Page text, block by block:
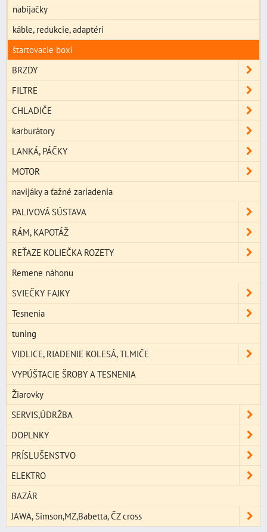
nabíjačky
káble, redukcie, adaptéri
štartovacie boxi
BRZDY
FILTRE
CHLADIČE
karburátory
LANKÁ, PÁČKY
MOTOR
navijáky a ťažné zariadenia
PALIVOVÁ SÚSTAVA
RÁM, KAPOTÁŽ
REŤAZE KOLIEČKA ROZETY
Remene náhonu
SVIEČKY FAJKY
Tesnenia
tuning
VIDLICE, RIADENIE KOLESÁ, TLMIČE
VYPÚŠTACIE ŠROBY A TESNENIA
Žiarovky
SERVIS,ÚDRŽBA
DOPLNKY
PRÍSLUŠENSTVO
ELEKTRO
BAZÁR
JAWA, Simson,MZ,Babetta, ČZ cross